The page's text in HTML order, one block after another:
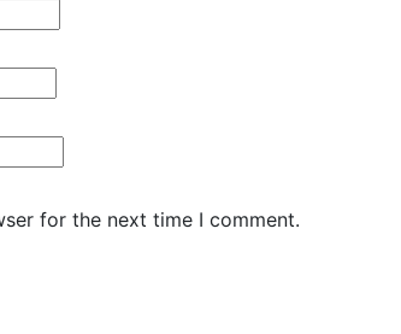
for the next time I comment.